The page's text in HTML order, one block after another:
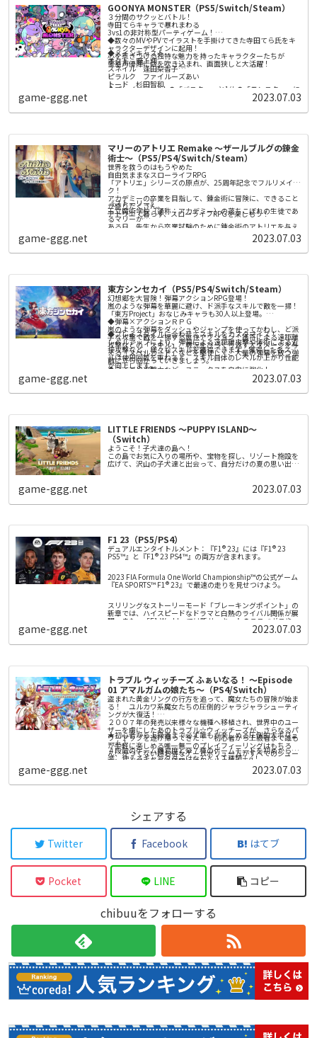
対戦相手のチームよりも早く達成できれば勝利だ。
時には対戦チームを直接攻撃して倒したり、時には共闘した
りしながら、いち早くミッションを達成しよう。
提示されるミッションは、プレイヤーの腕前や状況によって
変化。プレイする度に違った体験が待っている。
GOONYA MONSTER（PS5/Switch/Steam）
３分間のサクッとバトル！
寺田てらキャラで暴れまわる
3vs1の非対称型パーティゲーム！
◆数々のMVやPVでイラストを手掛けてきた寺田てら氏をキ
ャラクターデザインに起用！
心を惹きつける独特な魅力を持ったキャラクターたちが
豪華声優陣に命を吹き込まれ、画面狭しと大活躍！
◆メインキャスト
オクト 野上翔
スネイル 逢田梨香子
ピラルク ファイルーズあい
トード 杉田智和
ぐーにゃん 井澤詩織
◆プレイヤーは3人の「バスター」と1体の「モンスター」に
モンスターは圧倒的な強さで勝利を掴め！
よう！
爽快感のあるウェポンで敵を一網打尽！
ステージ内に現れるアンデッドを倒し、ソウルを集めるのが
バスターの勝利条件だ！
◆モンスター：ド派手なスキルでバスターどもをぶっ飛ば
せ！
極太ビームや超巨大化、
必殺の“捕食” でバスターたちをやっつけろ！
バスターを全滅させるか、制限時間が経過すれば、モンスタ
ーの勝利だ！
◆遊べば遊ぶほどストーリーが展開する「エピソードマッ
チ」！
レベルアップでカスタマイズアイテムが手に入る！
お気に入りのキャラクターをおもしろ衣装でコーディネート
しよう！
家族や友達と一緒に、オンラインのエピソードマッチに挑も
game-ggg.net 2023.07.03
マリーのアトリエ Remake ～ザールブルグの錬金
術士～（PS5/PS4/Switch/Steam）
世界を救うのはもうやめた
自由気ままなスローライフRPG
「アトリエ」シリーズの原点が、25周年記念でフルリメイ
ク！
アカデミーの卒業を目指して、錬金術に冒険に、できること
が盛りだくさん。
アトリエで暮らす、スローライフRPGを楽しもう！
《ストーリー》
王立魔術学校（通称：アカデミー）の落ちこぼれの生徒であ
るマリーが
ある日、先生から卒業試験のために錬金術のアトリエを与え
試験の課題は、先生が納得するアイテムを完成させること。
調合・戦闘・依頼と、できることは盛りだくさん！
どこから始めるかはあなたの自由！ あなた自身の楽しみ方
で、アカデミーの卒業を目指しましょう。
《本作のポイント》
■グラフィックを刷新！ 現代の技術で、より活き活きとマ
リーたちが描かれる！
キャラクターの立ち絵やイベントスチルを刷新し、立ち絵に
は２Ｄアニメーションも実装しました。
また、キャラクターやステージの３Ｄモデルも実装。移動や
探索などでは、可愛いミニキャラたちが動きまわります。
■現代にあわせてより遊びやすくなった「アトリエ」シリー
ズの原点
オリジナル版のシンプルかつ自由度の高いプレイ感はそのま
まに、 チュートリアルや各種仕様への誘導を拡充しました。
さらに、街中の移動や採取などの仕様を改修し、快適で遊び
■ゲーム体験をさらに深める新規要素を多数追加！
焦らずゆっくりプレイできる【無期限モード】やキャラクタ
ーたちとの交流イベントの追加、華やかな演出の必殺技…さ
らにボリュームアップした本作の世界を楽しめます。
game-ggg.net 2023.07.03
東方シンセカイ（PS5/PS4/Switch/Steam）
幻想郷を大冒険！弾幕アクションRPG登場！
嵐のような弾幕を華麗に避け、ド派手なスキルで敵を一掃！
「東方Project」おなじみキャラも30人以上登場。
◆弾幕×アクションＲＰＧ
嵐のような弾幕をダッシュやジャンプを使ってかわし、ど派
手な攻撃で敵を一掃する爽快アクション！護符による遠距離
攻撃などの「スキル」、戦況をひっくり返す大ダメージを与
える「スペルカード」などを駆使して、大量の弾幕を放つ強
敵に立ち向かっていきましょう。
◆プレイスタイルに合わせてスキルをカスタマイズ！
レベルアップにより、弾幕による遠距離攻撃や体術による近
接攻撃など、様々なスキルを獲得できます。獲得した各スキ
ルは使用回数を重ねると、スキル自体のレベルが上がり性能
が向上します。
◆ライフや攻撃力など、ステータスを自由に強化！
クエスト報酬などで手に入る強化石を使い、アナタのプレイ
スタイルに合わせてステータスを割り振りましょう！
武器、防具、アクセサリーといった装備がクエスト報酬や敵
ば、装備の打ち直しをしてそれぞれの装備性能をランダムに
変化させることもできます。
◆「幻想郷」の住人が持つお悩みを解決！多種多様なサブク
エスト
人間、仙人、妖怪たちから持ち掛けられる相談事（サブクエ
スト）を解決してあげましょう。人探しや異変の調査 、戦闘
戦闘を有利にするレアな装備などが入手できます。
game-ggg.net 2023.07.03
LITTLE FRIENDS ～PUPPY ISLAND～
（Switch）
ようこそ！子犬達の島へ！
この島でお気に入りの場所や、宝物を探し、リゾート施設を
広げて、沢山の子犬達と出会って、自分だけの夏の思い出を
愛犬と一緒に島を冒険
game-ggg.net 2023.07.03
F1 23（PS5/PS4）
デュアルエンタイトルメント：『F1® 23』には『F1® 23
PS5™』と『F1® 23 PS4™』の両方が含まれます。
2023 FIA Formula One World Championship™の公式ゲーム
『EA SPORTS™ F1® 23』で最速の走りを見せつけよう。
スリリングなストーリーモード「ブレーキングポイント」の
新章では、ハイスピードなドラマと白熱のライバル関係が展
開。また、「F1 World」では新サーキットのラスベガスやカ
タールでホイール・トゥ・ホイールのレースを楽しみ、報酬
やアップグレードを手に入れることができます。さらに、新
しいレッドフラッグが本格的な戦略的要素を加え、レース距
ムと共に2023年の最新マシンを走らせましょう。そして、
「マイチーム・キャリアモード」では、ドリームチームを作
り上げ、画面分割や拡張されたクロスプラットフォームマル
チプレイヤーで競ったり、新登場のRaceNetリーグで他のプ
レイヤーと繋がりながら、勝利を勝ち取りましょう。
ット、レッドフラッグ、レース距離35%など。
● F1® World：チャレンジをクリアして、報酬を獲得し、ア
ップグレードを手に入れて、新たな進行状況システムでF1®
の旅を楽しみましょう。
本ゲームには、ゲーム内のバーチャルアイテムを入手するた
めにオプションでバーチャル通貨を購入できるゲーム内機能
が含まれます。
game-ggg.net 2023.07.03
トラブル ウィッチーズ ふぁいなる！ ～Episode
01 アマルガムの娘たち～（PS4/Switch）
盗まれた黄金リングの行方を追って、魔女たちの冒険が始ま
る！ ユルカワ系魔女たちの圧倒的ジャラジャラシューティ
ングが大復活！
２００７年の発売以来様々な機種へ移植され、世界中のユー
ザーを虜にしたあのトラブル☆ウィッチーズが、さらなるパ
ワーアップを遂げ帰ってきた！ 初心者から上級者まで誰も
が手軽に楽しめる唯一無二のプレイフィーリングはもちろ
ん、かつてない超お得なゲームボリュームがすべてのシュー
ティングファンを徹底的に満足させます！
★初心者から上級者まで必ず誰もが楽しめる圧倒的大ボリュ
ーム！
４段階のゲーム難易度と全７種のゲームモードを初めから実
装。使えるキャラクターはなんと１１種類＋α！
１６年にわたる追加と調整を一挙に実装し、さらに背景をフ
ルポリゴンに置き換え、様々な調整を施したトラブル☆ウィ
★圧倒的ジャラジャラ感！ 唯一無二のプレイフィーリング
「魔法陣」で敵の弾をキャッチしてお金に換え「ショップ」
ン」となって押し寄せる！ まさに怒涛のごときジャラジャ
ラ感は唯一無二にして超爽快＆クセになること請け合いで
す。
ゲームの難易度を徹底的に再調整。さらに「オート魔法カー
ド」や「オート魔法陣」など、初めて触る方でもストレスフ
ルなプレイにならないよう、あらゆる部分が調整されていま
★ゲームモードは全７種+α！ 忙しい現代ユーザーのプレイ
スタイルにもガッチリ対応！
●アーケードモード
「トラブル☆ウィッチーズふぁいなる！」の標準ゲームモー
ド。初心者から上級者まで誰もがゼッタイ楽しめる全４難易
度を実装。
フルボイスによるストーリーがついたゲームモード。１１人
の魔女たちによるゆるゆるストーリーがクセになるかも。
●ワルプルギスナイトモード
魔女も敵もパワーアップ！ ボーナス要素などが追加され、
圧倒的ジャラジャラに磨きがかかった超巨強極大ジャラジャ
●スコアアタックモード
２分間、５分間の制限時間内で、ひたすらスコアを稼ぐモー
ド。腕前レベルに合わせられる全４難易度を実装。
●エンドレスモード
周回プレイモード。プレイ状況はセーブが可能で、ランキン
グにも登録可能！ 高次周がとにかくアツい！
●プラクティスモード
好きな時に好きな場所で練習が可能。豊富な設定項目があ
各ゲームモードはオンラインランキングに対応しており、上
位ランキングでは豪華な魔女帽子があなたの名前に付きま
す！
game-ggg.net 2023.07.03
シェアする
Twitter Facebook はてブ
Pocket LINE コピー
chibuuをフォローする